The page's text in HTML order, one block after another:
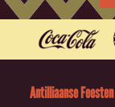
Antilliaanse Feesten